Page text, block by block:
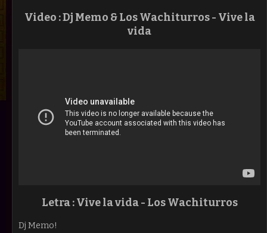
Video :Dj Memo & Los Wachiturros - Vive la
vida
Letra : Vive la vida - Los Wachiturros
Dj Memo!